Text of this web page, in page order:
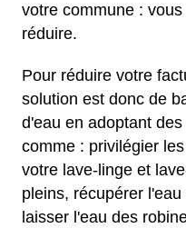
votre commune :
réduire.
Pour réduire votre
solution est donc de
d'eau en adoptant
comme : privilégier
votre lave-linge et
pleins, récupérer
laisser l'eau des